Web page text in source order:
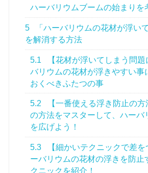
ハーバリウムブームの始まりを
5
「ハーバリウムの花材が浮い
を解消する方法
5.1
【花材が浮いてしまう問
バリウムの花材が浮きやすい事
おくべきふたつの事
5.2
【一番使える浮き防止の
の方法をマスターして、ハーバ
を広げよう！
5.3
【細かいテクニックで差
ーバリウムの花材の浮きを防止
クニックを紹介！